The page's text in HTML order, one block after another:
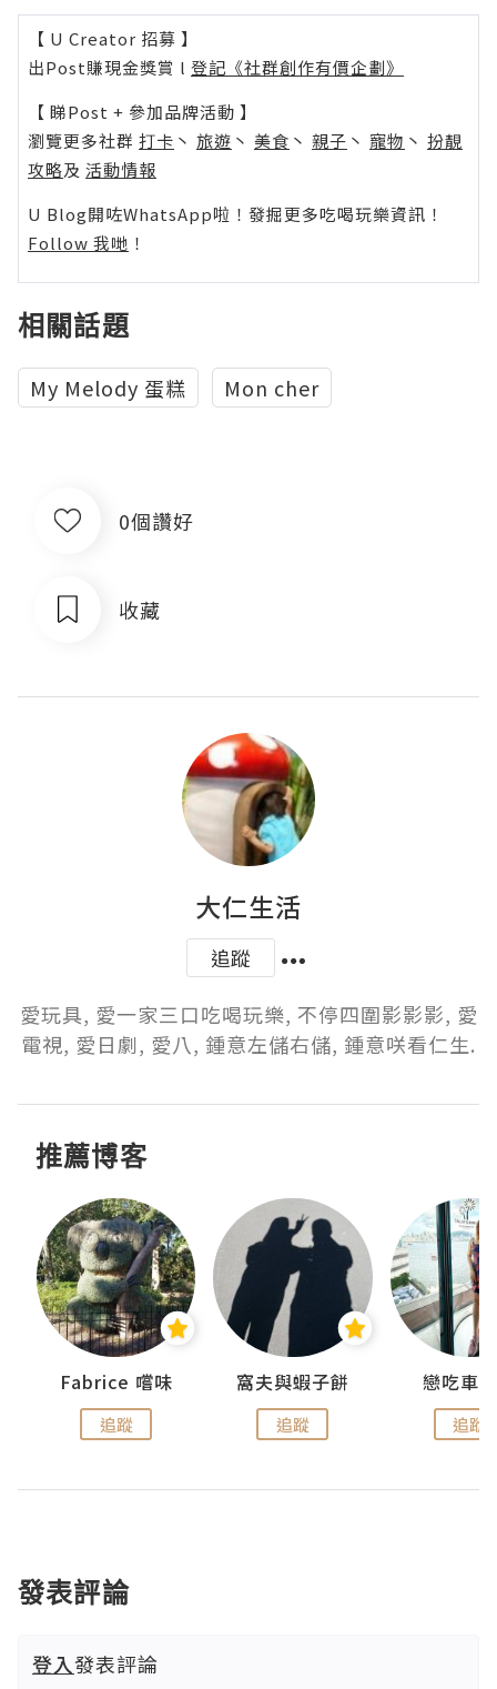
【 U Creator 招募 】
出Post賺現金獎賞 l 登記《社群創作有價企劃》
【 睇Post + 參加品牌活動 】
瀏覽更多社群 打卡 丶 旅遊 丶 美食 丶 親子 丶 寵物 丶 扮靚
攻略及 活動情報
U Blog開咗WhatsApp啦！發掘更多吃喝玩樂資訊！
Follow 我哋 ！
相關話題
My Melody 蛋糕 Mon cher
0個讚好
收藏
大仁生活
追蹤
愛玩具, 愛一家三口吃喝玩樂, 不停四圍影影影, 愛
電視, 愛日劇, 愛八, 鍾意左儲右儲, 鍾意咲看仁生.
推薦博客
Fabrice 嚐味
追蹤
窩夫與蝦子餅
追蹤
戀吃車
追蹤
發表評論
登入發表評論